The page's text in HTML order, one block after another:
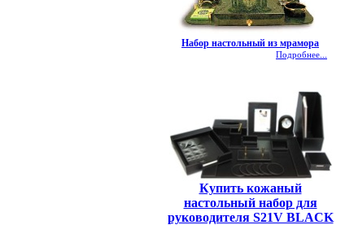
Набор настольный из мрамора
Подробнее...
Купить кожаный
настольный набор для
руководителя S21V BLACK